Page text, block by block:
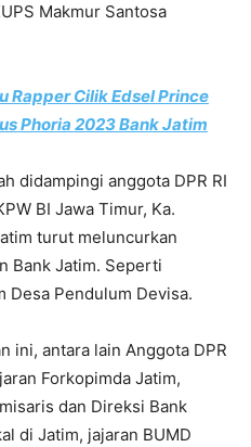
Makmur Santosa
Rapper Cilik Edsel Prince
Phoria 2023 Bank Jatim
didampingi anggota DPR RI
BI Jawa Timur, Ka.
turut meluncurkan
Bank Jatim. Seperti
Desa Pendulum Devisa.
ini, antara lain Anggota DPR
Forkopimda Jatim,
dan Direksi Bank
di Jatim, jajaran BUMD